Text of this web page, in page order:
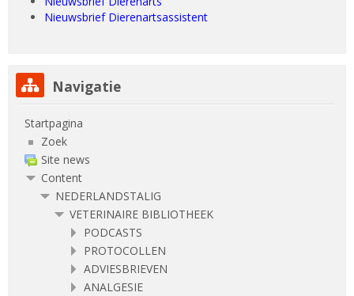
Nieuwsbrief Dierenartsassistent
Navigatie overslaan
Navigatie
Startpagina
Zoek
Site news
Content
NEDERLANDSTALIG
VETERINAIRE BIBLIOTHEEK
PODCASTS
PROTOCOLLEN
ADVIESBRIEVEN
ANALGESIE